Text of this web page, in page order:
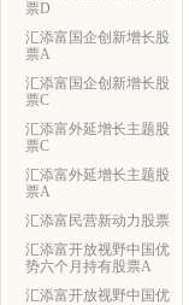
票D
汇添富国企创新增长股
票A
汇添富国企创新增长股
票C
汇添富外延增长主题股
票C
汇添富外延增长主题股
票A
汇添富民营新动力股票
汇添富开放视野中国优
势六个月持有股票A
汇添富开放视野中国优